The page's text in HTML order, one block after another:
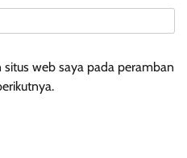
web saya pada peramban